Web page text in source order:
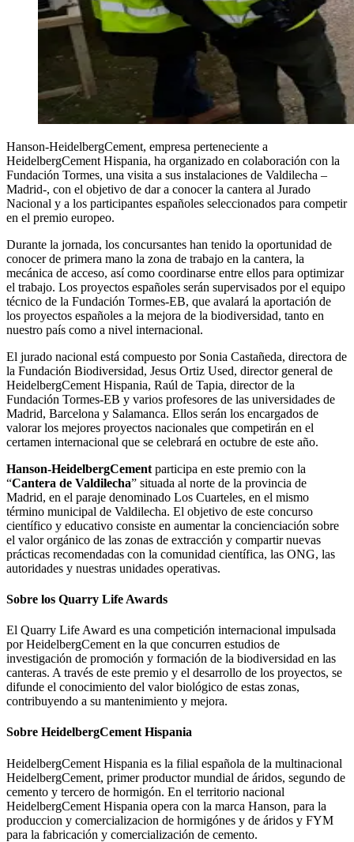
Hanson-HeidelbergCement, empresa perteneciente a
HeidelbergCement Hispania, ha organizado en colaboración con la
Fundación Tormes, una visita a sus instalaciones de Valdilecha –
Madrid-, con el objetivo de dar a conocer la cantera al Jurado
Nacional y a los participantes españoles seleccionados para competir
en el premio europeo.
Durante la jornada, los concursantes han tenido la oportunidad de
conocer de primera mano la zona de trabajo en la cantera, la
mecánica de acceso, así como coordinarse entre ellos para optimizar
el trabajo. Los proyectos españoles serán supervisados por el equipo
técnico de la Fundación Tormes-EB, que avalará la aportación de
los proyectos españoles a la mejora de la biodiversidad, tanto en
nuestro país como a nivel internacional.
El jurado nacional está compuesto por Sonia Castañeda, directora de
la Fundación Biodiversidad, Jesus Ortiz Used, director general de
HeidelbergCement Hispania, Raúl de Tapia, director de la
Fundación Tormes-EB y varios profesores de las universidades de
Madrid, Barcelona y Salamanca. Ellos serán los encargados de
valorar los mejores proyectos nacionales que competirán en el
certamen internacional que se celebrará en octubre de este año.
Hanson-HeidelbergCement participa en este premio con la
“Cantera de Valdilecha” situada al norte de la provincia de
Madrid, en el paraje denominado Los Cuarteles, en el mismo
término municipal de Valdilecha. El objetivo de este concurso
científico y educativo consiste en aumentar la concienciación sobre
el valor orgánico de las zonas de extracción y compartir nuevas
prácticas recomendadas con la comunidad científica, las ONG, las
autoridades y nuestras unidades operativas.
Sobre los Quarry Life Awards
El Quarry Life Award es una competición internacional impulsada
por HeidelbergCement en la que concurren estudios de
investigación de promoción y formación de la biodiversidad en las
canteras. A través de este premio y el desarrollo de los proyectos, se
difunde el conocimiento del valor biológico de estas zonas,
contribuyendo a su mantenimiento y mejora.
Sobre HeidelbergCement Hispania
HeidelbergCement Hispania es la filial española de la multinacional
HeidelbergCement, primer productor mundial de áridos, segundo de
cemento y tercero de hormigón. En el territorio nacional
HeidelbergCement Hispania opera con la marca Hanson, para la
produccion y comercializacion de hormigónes y de áridos y FYM
para la fabricación y comercialización de cemento.